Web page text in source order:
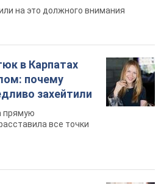
на это должного внимания
в Карпатах
почему
захейтили
прямую
все точки